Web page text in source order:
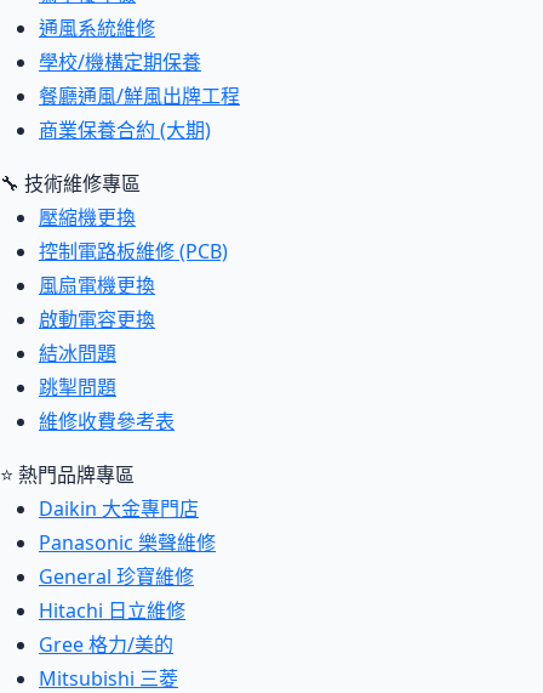
通風系統維修
學校/機構定期保養
餐廳通風/鮮風出牌工程
商業保養合約 (大期)
🔧 技術維修專區
壓縮機更換
控制電路板維修 (PCB)
風扇電機更換
啟動電容更換
結冰問題
跳掣問題
維修收費參考表
⭐ 熱門品牌專區
Daikin 大金專門店
Panasonic 樂聲維修
General 珍寶維修
Hitachi 日立維修
Gree 格力/美的
Mitsubishi 三菱